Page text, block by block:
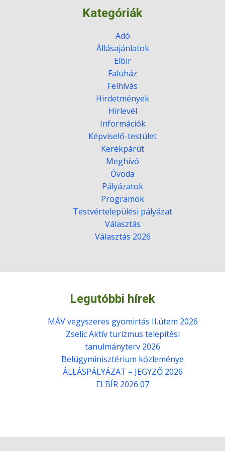
Kategóriák
Adó
Állásajánlatok
Elbir
Faluház
Felhívás
Hirdetmények
Hírlevél
Információk
Képviselő-testület
Kerékpárút
Meghívó
Óvoda
Pályázatok
Programok
Testvértelepülési pályázat
Választás
Választás 2026
Legutóbbi hírek
MÁV vegyszeres gyomirtás II.ütem 2026
Zselic Aktív turizmus telepítési
tanulmányterv 2026
Belügyminisztérium közleménye
ÁLLÁSPÁLYÁZAT – JEGYZŐ 2026
ELBÍR 2026 07